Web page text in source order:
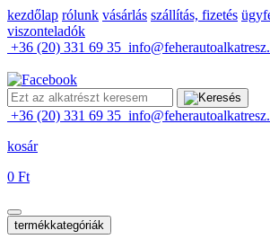
kezdőlap rólunk vásárlás szállítás, fizetés
viszonteladók
+36 (20) 331 69 35
+36 (20) 331 69 35
kosár
0 Ft
termékkategóriák